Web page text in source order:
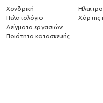
Χονδρική
Πελατολόγιο
Δείγματα εργασιών
Ποιότητα κατασκευής
Χάρτης